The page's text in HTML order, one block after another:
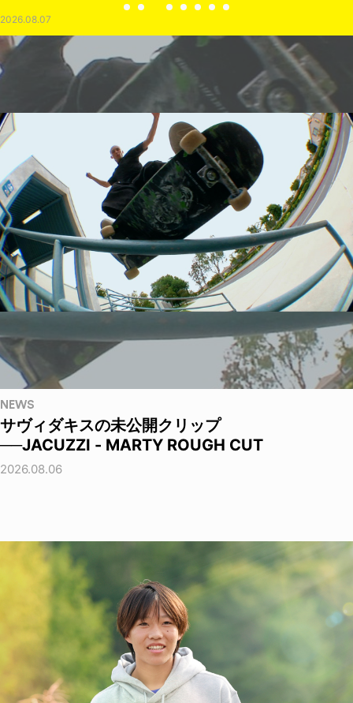
2026.08.07
NEWS
サヴィダキスの未公開クリップ
──JACUZZI - MARTY ROUGH CUT
2026.08.06